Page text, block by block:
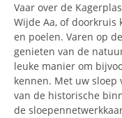
Vaar over de
Wijde Aa, of doorkruis
en poelen. Varen op
genieten van de
leuke manier om
kennen. Met uw sloep
van de historische
de